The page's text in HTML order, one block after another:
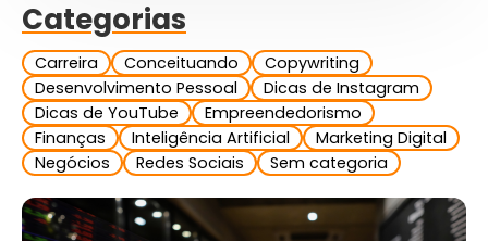
Categorias
Carreira Conceituando
Copywriting
Desenvolvimento Pessoal
Dicas de Instagram
Dicas de YouTube
Empreendedorismo
Finanças
Inteligência Artificial
Marketing Digital
Negócios
Redes Sociais Sem categoria